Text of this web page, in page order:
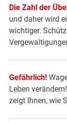
Die Zahl der
und daher wird
wichtiger.
Gefährlich!
Leben
zeigt Ihnen, wie